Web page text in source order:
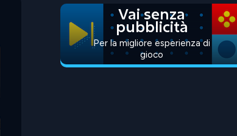
Vai senza
pubblicità
Per la migliore esperienza di
gioco